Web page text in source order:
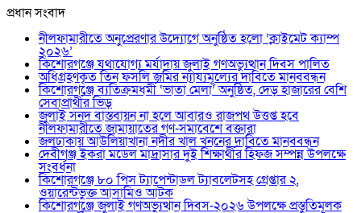
প্রধান সংবাদ
নীলফামারীতে অনুপ্রেরণার উদ্যোগে অনুষ্ঠিত হলো ‘ক্লাইমেট ক্যাম্প
২০২৬’
কিশোরগঞ্জে যথাযোগ্য মর্যাদায় জুলাই গণঅভ্যুত্থান দিবস পালিত
অধিগ্রহণকৃত তিন ফসলি জমির ন্যায্যমূল্যের দাবিতে মানববন্ধন
কিশোরগঞ্জে ব্যতিক্রমধর্মী ‘ভাতা মেলা’ অনুষ্ঠিত, দেড় হাজারের বেশি
সেবাপ্রার্থীর ভিড়
জুলাই সনদ বাস্তবায়ন না হলে আবারও রাজপথ উত্তপ্ত হবে
নীলফামারীতে জামায়াতের গণ-সমাবেশে বক্তারা
জলঢাকায় আউলিয়াখানা নদীর খাল খননের দাবিতে মানববন্ধন
দেবীগঞ্জ ইকরা মডেল মাদ্রাসার দুই শিক্ষার্থীর হিফজ সম্পন্ন উপলক্ষে
সংবর্ধনা
কিশোরগঞ্জে ৮০ পিস ট্যাপেন্টাডল ট্যাবলেটসহ গ্রেপ্তার ২,
ওয়ারেন্টভুক্ত আসামিও আটক
কিশোরগঞ্জে জুলাই গণঅভ্যুত্থান দিবস-২০২৬ উপলক্ষে প্রস্তুতিমূলক